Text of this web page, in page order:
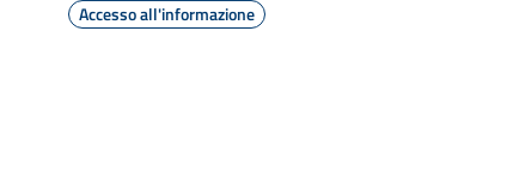
Accesso all'informazione